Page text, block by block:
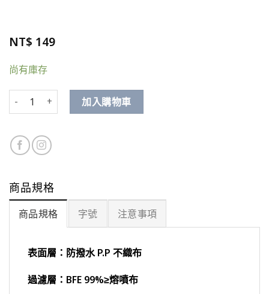
NT$ 149
尚有庫存
伊斯之蘭 數量 加入購物車
商品規格
商品規格 字號 注意事項
表面層：防撥水 P.P 不織布
過濾層：BFE 99%≥熔噴布